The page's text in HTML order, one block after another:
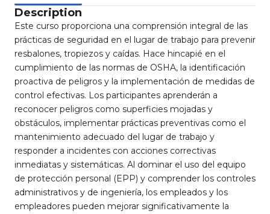
Description
Este curso proporciona una comprensión integral de las
prácticas de seguridad en el lugar de trabajo para prevenir
resbalones, tropiezos y caídas. Hace hincapié en el
cumplimiento de las normas de OSHA, la identificación
proactiva de peligros y la implementación de medidas de
control efectivas. Los participantes aprenderán a
reconocer peligros como superficies mojadas y
obstáculos, implementar prácticas preventivas como el
mantenimiento adecuado del lugar de trabajo y
responder a incidentes con acciones correctivas
inmediatas y sistemáticas. Al dominar el uso del equipo
de protección personal (EPP) y comprender los controles
administrativos y de ingeniería, los empleados y los
empleadores pueden mejorar significativamente la